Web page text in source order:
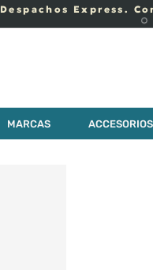
Despachos Express.
MARCAS ACCESORIOS